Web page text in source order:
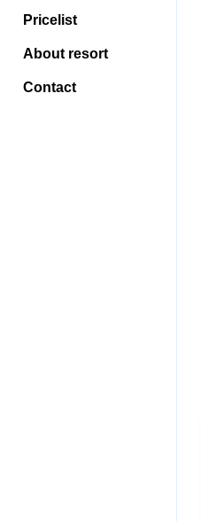
Pricelist
About resort
Contact